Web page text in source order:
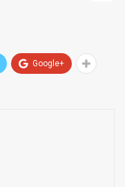
Google+